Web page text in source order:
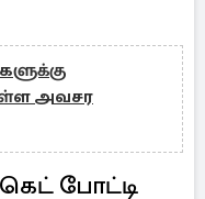
அவசர
போட்டி